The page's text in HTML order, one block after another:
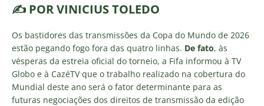
✍️ POR VINICIUS TOLEDO
Os bastidores das transmissões da Copa do Mundo de 2026
estão pegando fogo fora das quatro linhas. De fato, às
vésperas da estreia oficial do torneio, a Fifa informou à TV
Globo e à CazéTV que o trabalho realizado na cobertura do
Mundial deste ano será o fator determinante para as
futuras negociações dos direitos de transmissão da edição